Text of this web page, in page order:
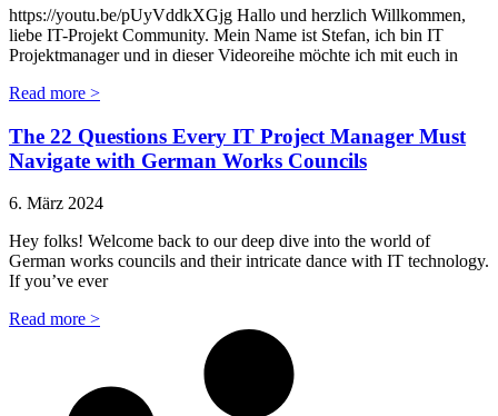
https://youtu.be/pUyVddkXGjg Hallo und herzlich Willkommen,
liebe IT-Projekt Community. Mein Name ist Stefan, ich bin IT
Projektmanager und in dieser Videoreihe möchte ich mit euch in
Read more >
The 22 Questions Every IT Project Manager Must
Navigate with German Works Councils
6. März 2024
Hey folks! Welcome back to our deep dive into the world of
German works councils and their intricate dance with IT technology.
If you’ve ever
Read more >